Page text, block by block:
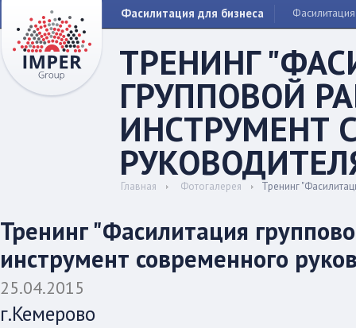
Фасилитация для бизнеса Фасилитация
ТРЕНИНГ
ГРУППОВОЙ
ИНСТРУМЕНТ
Главная Фотогалерея Тренинг
Тренинг "Фасилитация
инструмент современного
25.04.2015
г.Кемерово